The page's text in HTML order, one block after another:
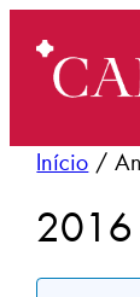
para
Início /
2016